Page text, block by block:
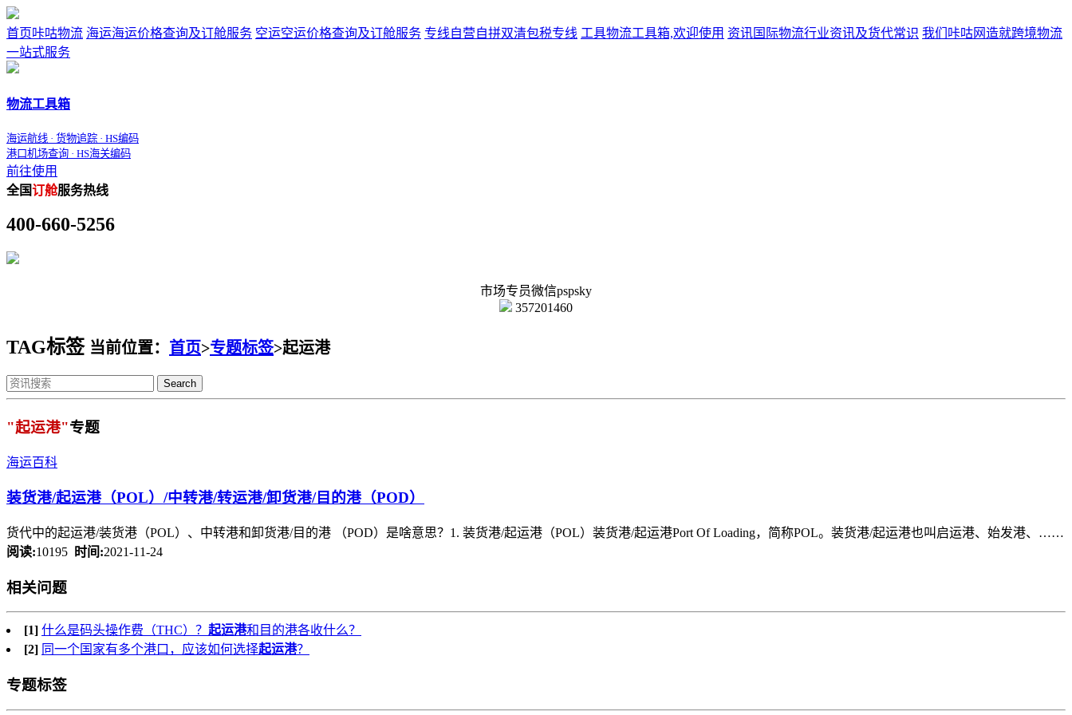
首页咔咕物流 海运海运价格查询及订舱服务 空运空运价格查询及订舱服务 专线自营自拼双清包税专线 工具物流工具箱,欢迎使用 资讯国际物流行业资讯及货代常识 我们 咔咕网造就跨境物流
一站式服务
物流工具箱
海运航线 · 货物追踪 · HS编码
港口机场查询 · HS海关编码
前往使用
全国订舱服务热线
400-660-5256
市场专员微信pspsky
357201460
TAG标签 当前位置： 首页>专题标签>起运港
Search
"起运港"专题
海运百科
装货港/起运港（POL）/中转港/转运港/卸货港/目的港（POD）
货代中的起运港/装货港（POL）、中转港和卸货港/目的港 （POD）是啥意思？1. 装货港/起运港（POL）装货港/起运港Port Of Loading，简称POL。装货港/起运港也叫启运港、始发港、……
阅读:10195 时间:2021-11-24
相关问题
[1] 什么是码头操作费（THC）？ 起运港和目的港各收什么？
[2] 同一个国家有多个港口，应该如何选择起运港？
专题标签